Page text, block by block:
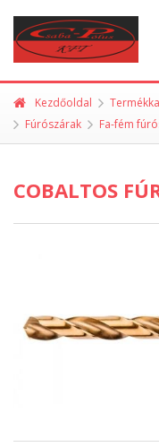
Kezdőoldal
Fúrószárak
Fa-fém
COBALTOS